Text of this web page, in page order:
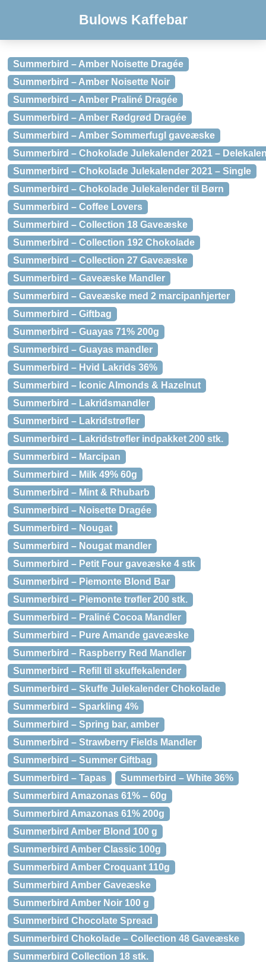
Bulows Kaffebar
Summerbird – Amber Noisette Dragée
Summerbird – Amber Noisette Noir
Summerbird – Amber Praliné Dragée
Summerbird – Amber Rødgrød Dragée
Summerbird – Amber Sommerfugl gaveæske
Summerbird – Chokolade Julekalender 2021 –
Summerbird – Chokolade Julekalender 2021 – Single
Summerbird – Chokolade Julekalender til Børn
Summerbird – Coffee Lovers
Summerbird – Collection 18 Gaveæske
Summerbird – Collection 192 Chokolade
Summerbird – Collection 27 Gaveæske
Summerbird – Gaveæske Mandler
Summerbird – Gaveæske med 2 marcipanhjerter
Summerbird – Giftbag
Summerbird – Guayas 71% 200g
Summerbird – Guayas mandler
Summerbird – Hvid Lakrids 36%
Summerbird – Iconic Almonds & Hazelnut
Summerbird – Lakridsmandler
Summerbird – Lakridstrøfler
Summerbird – Lakridstrøfler indpakket 200 stk.
Summerbird – Marcipan
Summerbird – Milk 49% 60g
Summerbird – Mint & Rhubarb
Summerbird – Noisette Dragée
Summerbird – Nougat
Summerbird – Nougat mandler
Summerbird – Petit Four gaveæske 4 stk
Summerbird – Piemonte Blond Bar
Summerbird – Piemonte trøfler 200 stk.
Summerbird – Praliné Cocoa Mandler
Summerbird – Pure Amande gaveæske
Summerbird – Raspberry Red Mandler
Summerbird – Refill til skuffekalender
Summerbird – Skuffe Julekalender Chokolade
Summerbird – Sparkling 4%
Summerbird – Spring bar, amber
Summerbird – Strawberry Fields Mandler
Summerbird – Summer Giftbag
Summerbird – Tapas
Summerbird – White 36%
Summerbird Amazonas 61% – 60g
Summerbird Amazonas 61% 200g
Summerbird Amber Blond 100 g
Summerbird Amber Classic 100g
Summerbird Amber Croquant 110g
Summerbird Amber Gaveæske
Summerbird Amber Noir 100 g
Summerbird Chocolate Spread
Summerbird Chokolade – Collection 48 Gaveæske
Summerbird Collection 18 stk.